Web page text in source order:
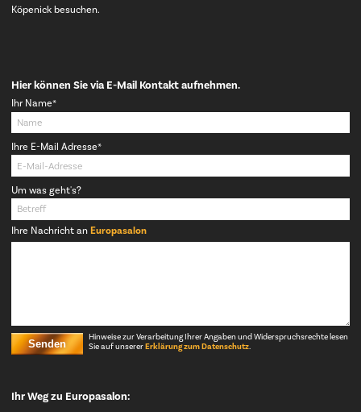
Köpenick besuchen.
Hier können Sie via E-Mail Kontakt aufnehmen.
Pflichtfeld
Ihr Name*
Pflichtfeld
Ihre E-Mail Adresse*
Um was geht's?
Ihre Nachricht anEuropasalon
Senden
Hinweise zur Verarbeitung Ihrer Angaben und Widerspruchsrechte lesen
Sie auf unsererErklärung zum Datenschutz.
Ihr Weg zu Europasalon: